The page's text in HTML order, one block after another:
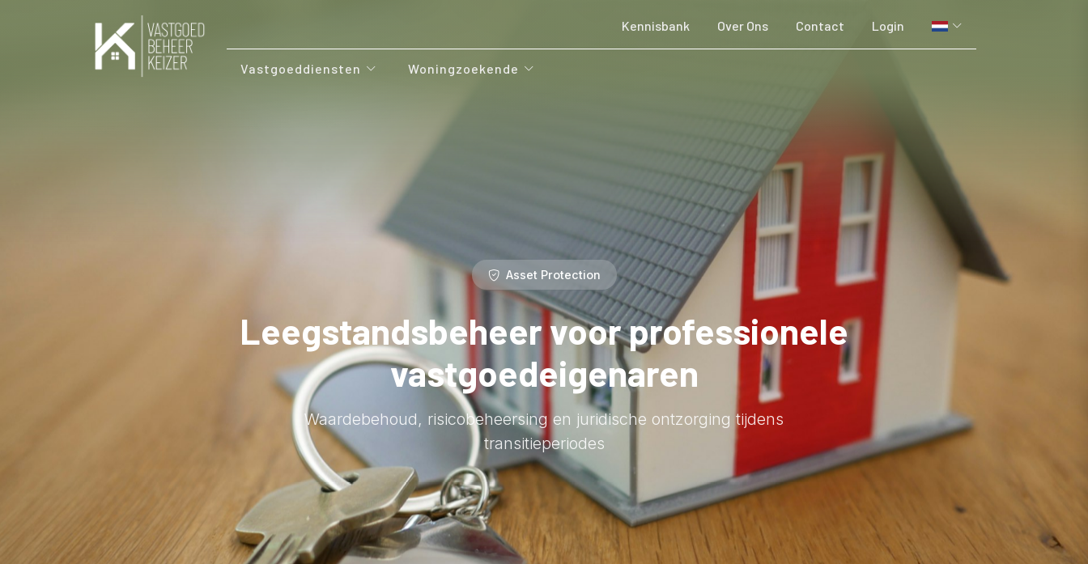
Kennisbank Over Ons Contact Login
Vastgoeddiensten Woningzoekende
Asset Protection
Leegstandsbeheer voor professionele
vastgoedeigenaren
Waardebehoud, risicobeheersing en juridische ontzorging tijdens
transitieperiodes